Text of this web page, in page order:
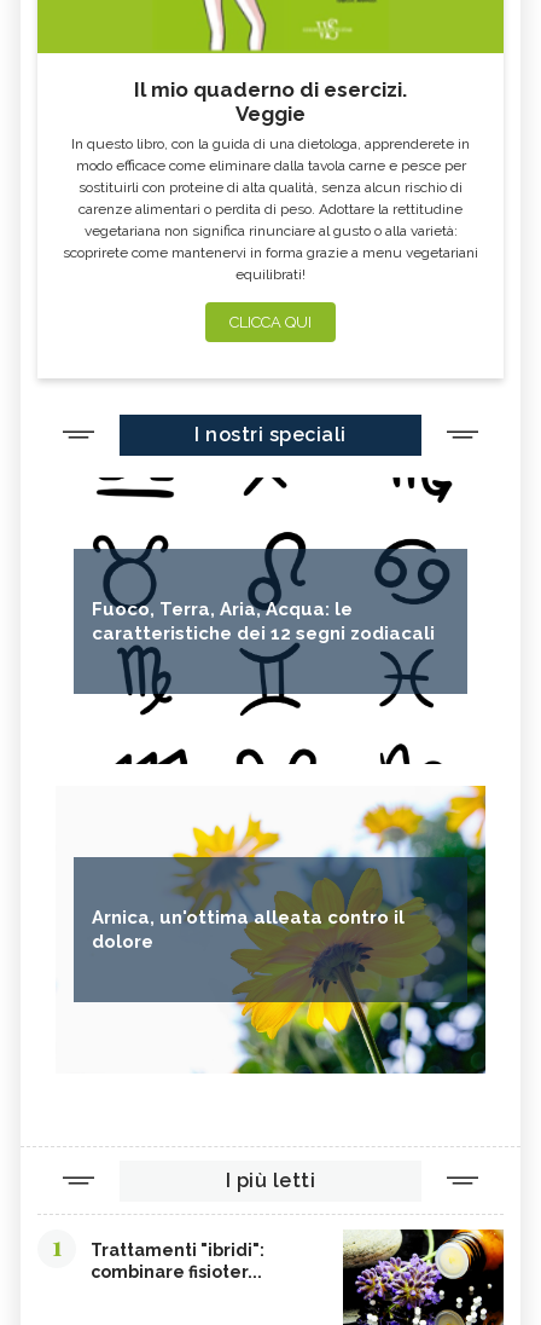
Il mio quaderno di esercizi.
Veggie
In questo libro, con la guida di una dietologa, apprenderete in
modo efficace come eliminare dalla tavola carne e pesce per
sostituirli con proteine di alta qualità, senza alcun rischio di
carenze alimentari o perdita di peso. Adottare la rettitudine
vegetariana non significa rinunciare al gusto o alla varietà:
scoprirete come mantenervi in forma grazie a menu vegetariani
equilibrati!
CLICCA QUI
I nostri speciali
Fuoco, Terra, Aria, Acqua: le
caratteristiche dei 12 segni zodiacali
Arnica, un'ottima alleata contro il
dolore
I più letti
1
Trattamenti "ibridi":
combinare fisioter...